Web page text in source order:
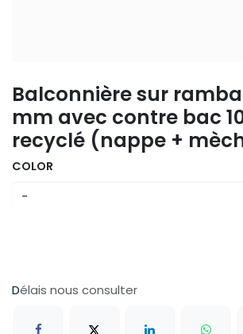
Balconnière sur
mm avec contre bac
recyclé (nappe +
COLOR
Délais nous consulter